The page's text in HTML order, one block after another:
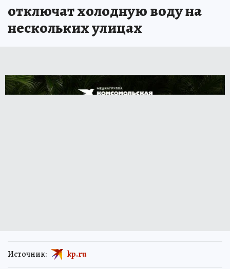
отключат холодную воду на
нескольких улицах
Источник: kp.ru